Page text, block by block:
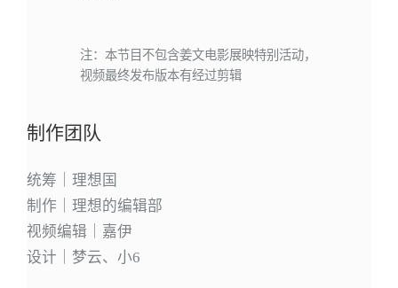
注：本节目不包含姜文电影展映特别活动，
视频最终发布版本有经过剪辑
制作团队
统筹｜理想国
制作｜理想的编辑部
视频编辑｜嘉伊
设计｜梦云、小6